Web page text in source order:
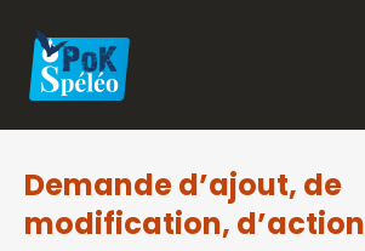
Demande d’ajout, de
modification, d’action